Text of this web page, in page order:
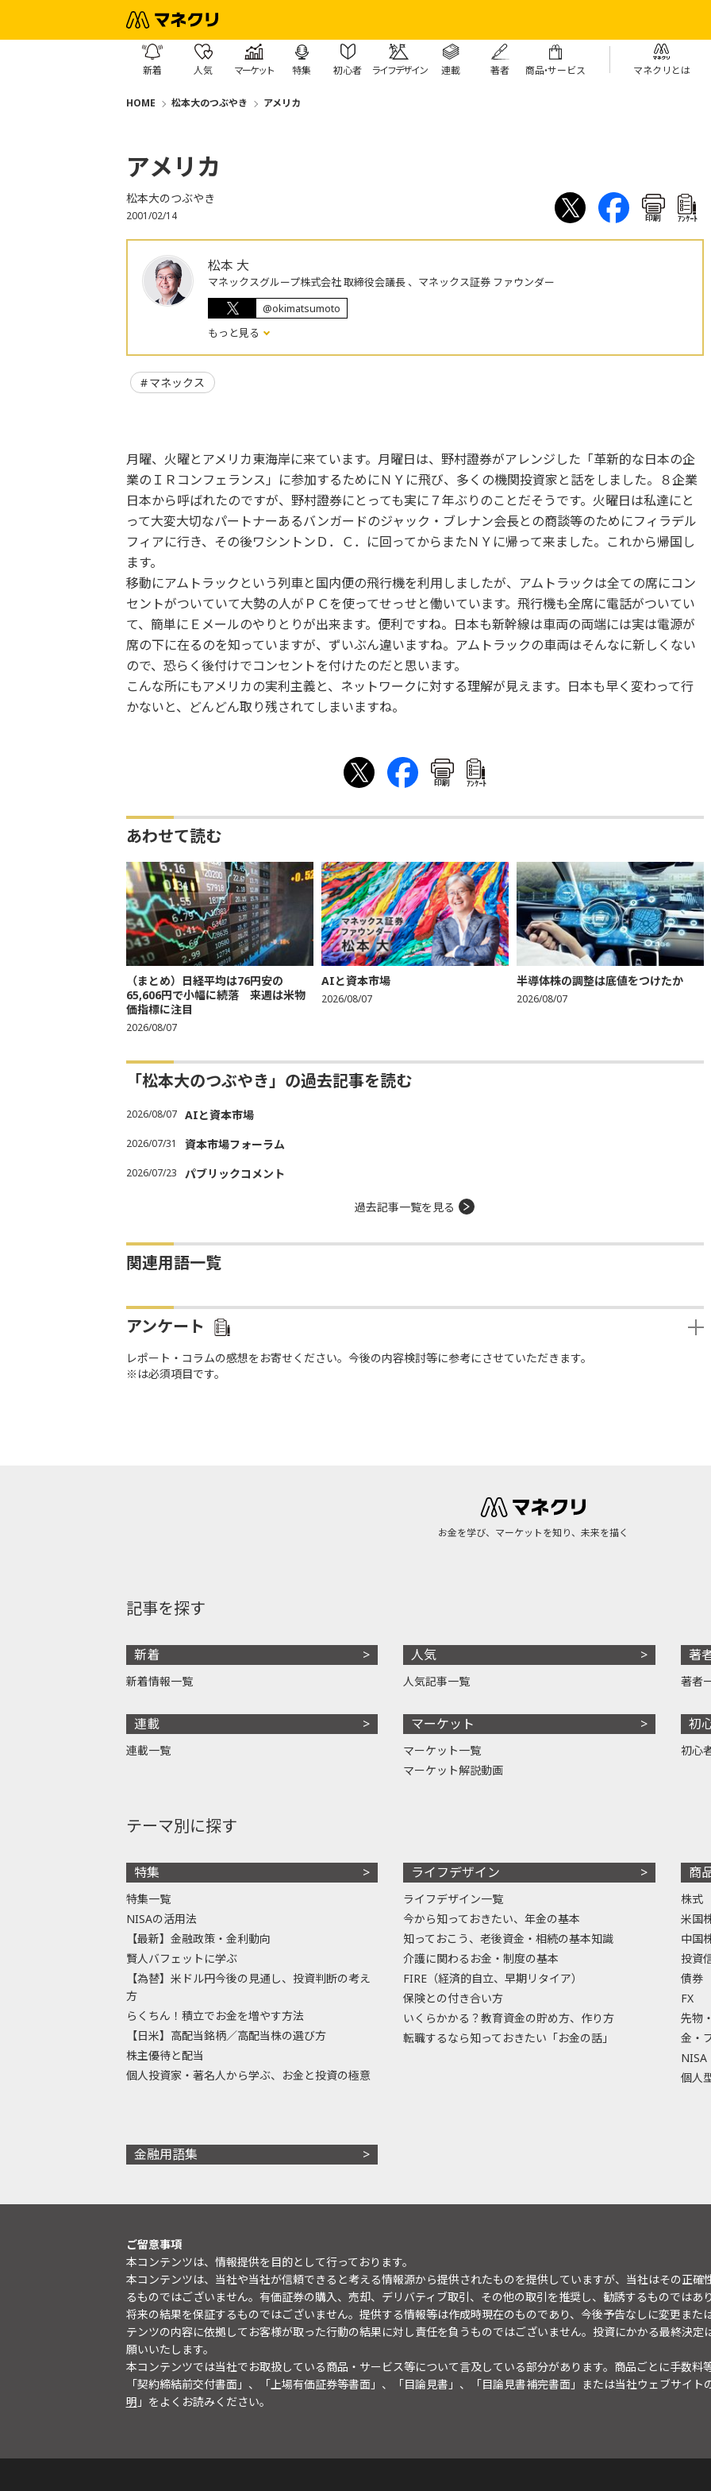
新着 人気 マーケット 特集 初心者 ライフデザイン 連載 著者 商品・サービス マネクリとは
HOME 松本大のつぶやき アメリカ
アメリカ
松本大のつぶやき
2001/02/14 印刷 ｱﾝｹｰﾄ
松本 大
マネックスグループ株式会社 取締役会議長 、マネックス証券 ファウンダー
@okimatsumoto
もっと見る
マネックス
月曜、火曜とアメリカ東海岸に来ています。月曜日は、野村證券がアレンジした「革新的な日本の企
業のＩＲコンフェランス」に参加するためにＮＹに飛び、多くの機関投資家と話をしました。８企業
日本から呼ばれたのですが、野村證券にとっても実に７年ぶりのことだそうです。火曜日は私達にと
って大変大切なパートナーあるバンガードのジャック・ブレナン会長との商談等のためにフィラデル
フィアに行き、その後ワシントンＤ．Ｃ．に回ってからまたＮＹに帰って来ました。これから帰国し
ます。
移動にアムトラックという列車と国内便の飛行機を利用しましたが、アムトラックは全ての席にコン
セントがついていて大勢の人がＰＣを使ってせっせと働いています。飛行機も全席に電話がついてい
て、簡単にＥメールのやりとりが出来ます。便利ですね。日本も新幹線は車両の両端には実は電源が
席の下に在るのを知っていますが、ずいぶん違いますね。アムトラックの車両はそんなに新しくない
ので、恐らく後付けでコンセントを付けたのだと思います。
こんな所にもアメリカの実利主義と、ネットワークに対する理解が見えます。日本も早く変わって行
かないと、どんどん取り残されてしまいますね。
印刷 ｱﾝｹｰﾄ
あわせて読む
（まとめ）日経平均は76円安の
65,606円で小幅に続落 来週は米物
価指標に注目
2026/08/07
AIと資本市場
2026/08/07
半導体株の調整は底値をつけたか
2026/08/07
「松本大のつぶやき」の過去記事を読む
2026/08/07 AIと資本市場
2026/07/31 資本市場フォーラム
2026/07/23 パブリックコメント
過去記事一覧を見る
関連用語一覧
アンケート
レポート・コラムの感想をお寄せください。今後の内容検討等に参考にさせていただきます。
※は必須項目です。
お金を学び、マーケットを知り、未来を描く
記事を探す
新着
新着情報一覧
連載
連載一覧
人気
人気記事一覧
マーケット
マーケット一覧
マーケット解説動画
著
著者
初
初心
テーマ別に探す
特集
特集一覧
NISAの活用法
【最新】金融政策・金利動向
賢人バフェットに学ぶ
【為替】米ドル円今後の見通し、投資判断の考え
方
らくちん！積立でお金を増やす方法
【日米】高配当銘柄／高配当株の選び方
株主優待と配当
個人投資家・著名人から学ぶ、お金と投資の極意
ライフデザイン
ライフデザイン一覧
今から知っておきたい、年金の基本
知っておこう、老後資金・相続の基本知識
介護に関わるお金・制度の基本
FIRE（経済的自立、早期リタイア）
保険との付き合い方
いくらかかる？教育資金の貯め方、作り方
転職するなら知っておきたい「お金の話」
商
株式
米国
中国
投資
債券
FX
先物
金・
NISA
個人
金融用語集
ご留意事項
本コンテンツは、情報提供を目的として行っております。
本コンテンツは、当社や当社が信頼できると考える情報源から提供されたものを提供していますが、当社はその正
るものではございません。有価証券の購入、売却、デリバティブ取引、その他の取引を推奨し、勧誘するものではあ
将来の結果を保証するものではございません。提供する情報等は作成時現在のものであり、今後予告なしに変更また
テンツの内容に依拠してお客様が取った行動の結果に対し責任を負うものではございません。投資にかかる最終決
願いいたします。
本コンテンツでは当社でお取扱している商品・サービス等について言及している部分があります。商品ごとに手数料
「契約締結前交付書面」、「上場有価証券等書面」、「目論見書」、「目論見書補完書面」または当社ウェブサイト
明 」をよくお読みください。